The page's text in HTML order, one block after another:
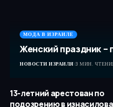
МОДА В ИЗРАИЛЕ
Женский праздник –
НОВОСТИ ИЗРАИЛЯ 3 МИН.
13-летний арестован по
подозрению в